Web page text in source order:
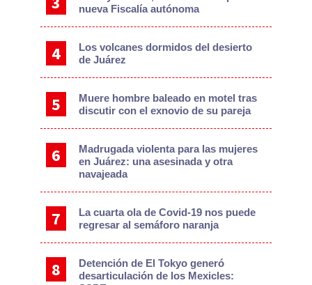
nueva Fiscalía autónoma
Los volcanes dormidos del desierto
de Juárez
Muere hombre baleado en motel tras
discutir con el exnovio de su pareja
Madrugada violenta para las mujeres
en Juárez: una asesinada y otra
navajeada
La cuarta ola de Covid-19 nos puede
regresar al semáforo naranja
Detención de El Tokyo generó
desarticulación de los Mexicles: